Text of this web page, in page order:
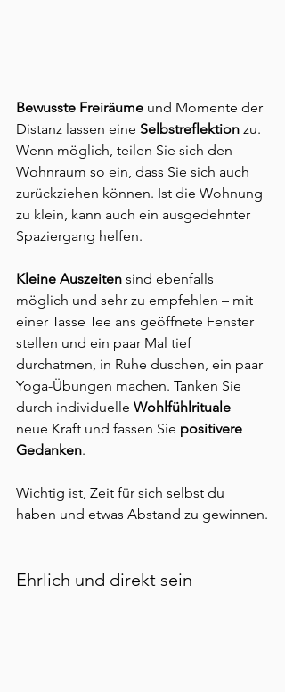
Bewusste Freiräume und Momente der
Distanz lassen eine Selbstreflektion zu.
Wenn möglich, teilen Sie sich den
Wohnraum so ein, dass Sie sich auch
zurückziehen können. Ist die Wohnung
zu klein, kann auch ein ausgedehnter
Spaziergang helfen.
Kleine Auszeiten sind ebenfalls
möglich und sehr zu empfehlen – mit
einer Tasse Tee ans geöffnete Fenster
stellen und ein paar Mal tief
durchatmen, in Ruhe duschen, ein paar
Yoga-Übungen machen. Tanken Sie
durch individuelle Wohlfühlrituale
neue Kraft und fassen Sie positivere
Gedanken.
Wichtig ist, Zeit für sich selbst du
haben und etwas Abstand zu gewinnen.
Ehrlich und direkt sein